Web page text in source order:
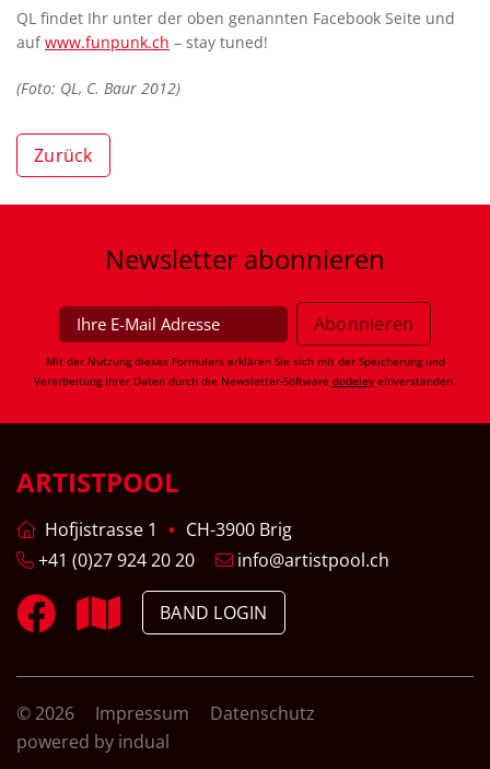
QL findet Ihr unter der oben genannten Facebook Seite und
aufwww.funpunk.ch – stay tuned!
(Foto: QL, C. Baur 2012)
Zurück
Newsletter abonnieren
Mit der Nutzung dieses Formulars erklären Sie sich mit der Speicherung und
Verarbeitung Ihrer Daten durch die Newsletter-Software dodeley einverstanden.
ARTISTPOOL
Hofjistrasse 1
CH-3900 Brig
+41 (0)27 924 20 20
info@artistpool.ch
BAND LOGIN
© 2026 Impressum
Datenschutz
powered by indual